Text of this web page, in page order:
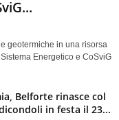
geotermiche in una risorsa
Energetico e CoSviG
Belforte rinasce col
in festa il 23...